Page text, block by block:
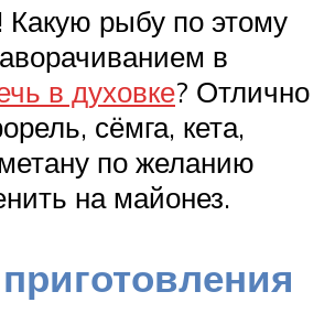
Какую рыбу по этому
в
в духовке? Отлично
сёмга, кета,
по желанию
на майонез.